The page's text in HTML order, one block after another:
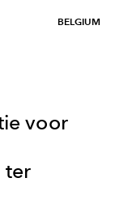
BELGIUM
voor
ter